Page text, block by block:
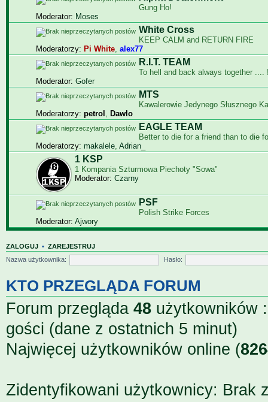
Gung Ho!
Moderator: Moses
White Cross
KEEP CALM and RETURN FIRE
Moderatorzy: Pi White, alex77
R.I.T. TEAM
To hell and back always together ....
Moderator: Gofer
MTS
Kawalerowie Jedynego Słusznego
Moderatorzy: petrol , Dawlo
EAGLE TEAM
Bet­ter to die for a friend than to die
Moderatorzy: makalele, Adrian_
1 KSP
1 Kompania Szturmowa Piechoty "Sowa"
Moderator: Czarny
PSF
Polish Strike Forces
Moderator: Ajwory
ZALOGUJ • ZAREJESTRUJ
Nazwa użytkownika:
Hasło:
KTO PRZEGLĄDA FORUM
Forum przegląda 48 użytkowników
gości (dane z ostatnich 5 minut)
Najwięcej użytkowników online (
Zidentyfikowani użytkownicy: Brak